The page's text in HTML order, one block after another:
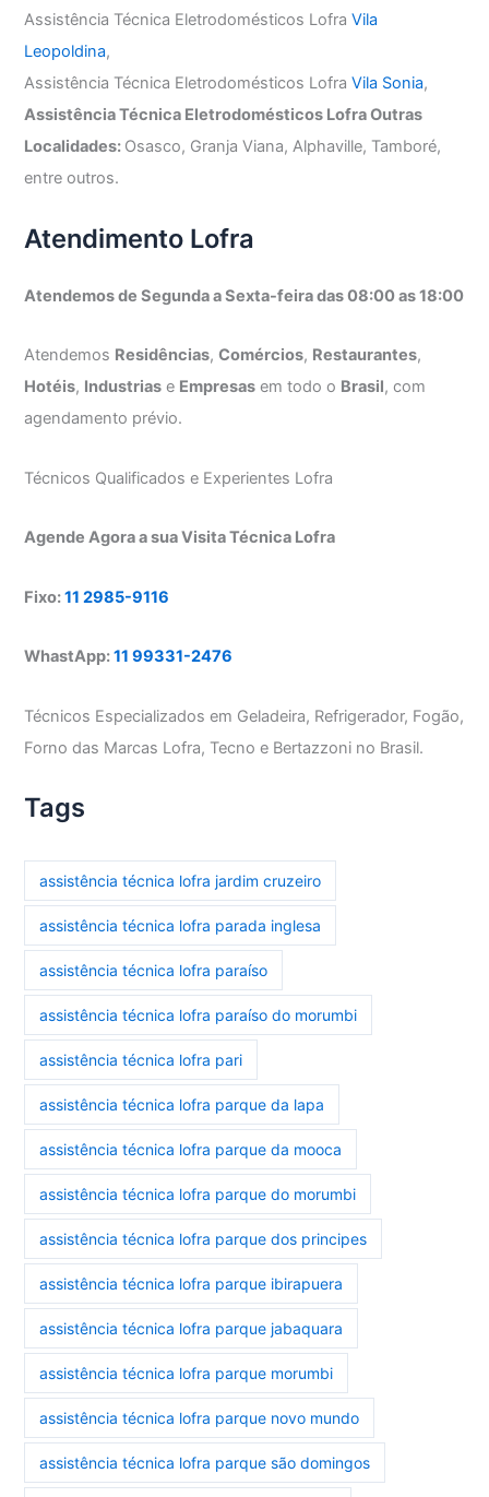
Assistência Técnica Eletrodomésticos LofraVila
Leopoldina,
Assistência Técnica Eletrodomésticos LofraVila Sonia,
Assistência Técnica Eletrodomésticos Lofra Outras
Localidades: Osasco, Granja Viana, Alphaville, Tamboré,
entre outros.
Atendimento Lofra
Atendemos de Segunda a Sexta-feira das 08:00 as 18:00
Atendemos Residências,Comércios, Restaurantes,
Hotéis, Industrias e Empresas em todo o Brasil, com
agendamento prévio.
Técnicos Qualificados e Experientes Lofra
Agende Agora a sua Visita Técnica Lofra
Fixo:11 2985-9116
WhastApp:11 99331-2476
Técnicos Especializados em Geladeira, Refrigerador, Fogão,
Forno das Marcas Lofra, Tecno e Bertazzoni no Brasil.
Tags
assistência técnica lofra jardim cruzeiro
assistência técnica lofra parada inglesa
assistência técnica lofra paraíso
assistência técnica lofra paraíso do morumbi
assistência técnica lofra pari
assistência técnica lofra parque da lapa
assistência técnica lofra parque da mooca
assistência técnica lofra parque do morumbi
assistência técnica lofra parque dos principes
assistência técnica lofra parque ibirapuera
assistência técnica lofra parque jabaquara
assistência técnica lofra parque morumbi
assistência técnica lofra parque novo mundo
assistência técnica lofra parque são domingos